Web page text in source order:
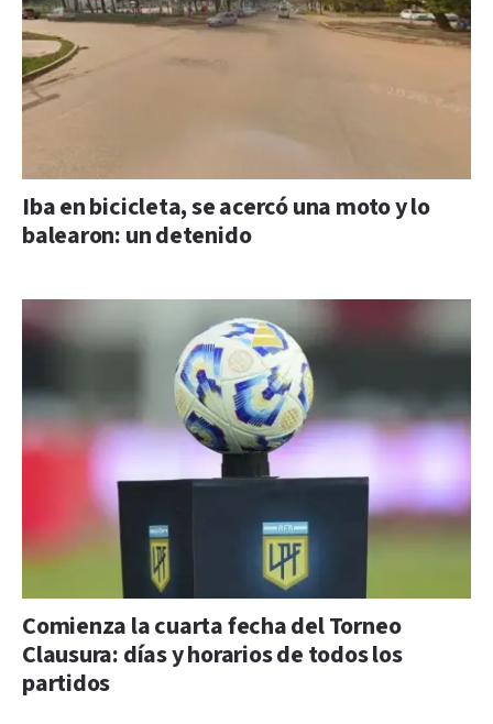
Iba en bicicleta, se acercó una moto y lo
balearon: un detenido
Comienza la cuarta fecha del Torneo
Clausura: días y horarios de todos los
partidos